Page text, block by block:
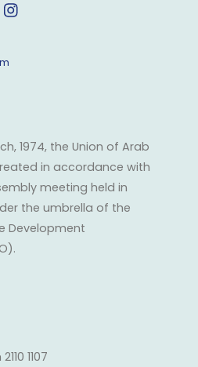
1974, the Union of Arab
in accordance with
meeting held in
the umbrella of the
Development
1107